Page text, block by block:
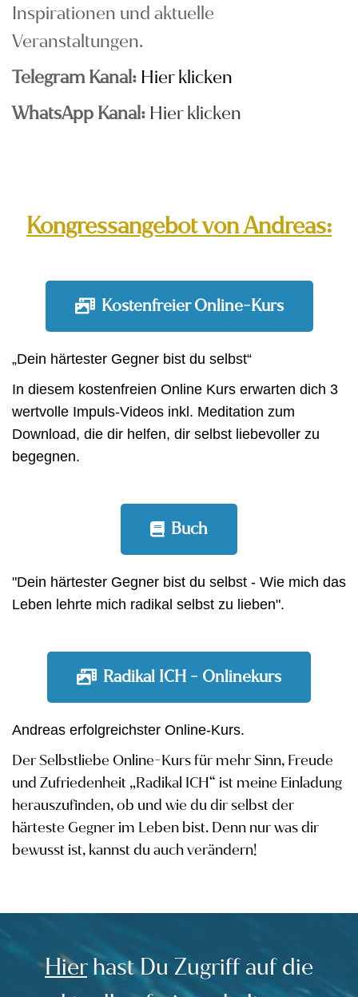
Inspirationen und aktuelle
Veranstaltungen.
Telegram Kanal: Hier klicken
WhatsApp Kanal: Hier klicken
Kongressangebot von Andreas:
Kostenfreier Online-Kurs
„Dein härtester Gegner bist du selbst“
In diesem kostenfreien Online Kurs erwarten dich 3
wertvolle Impuls-Videos inkl. Meditation zum
Download, die dir helfen, dir selbst liebevoller zu
begegnen.
Buch
"Dein härtester Gegner bist du selbst - Wie mich das
Leben lehrte mich radikal selbst zu lieben".
Radikal ICH - Onlinekurs
Andreas erfolgreichster Online-Kurs.
Der Selbstliebe Online-Kurs für mehr Sinn, Freude
und Zufriedenheit „Radikal ICH“ ist meine Einladung
herauszufinden, ob und wie du dir selbst der
härteste Gegner im Leben bist. Denn nur was dir
bewusst ist, kannst du auch verändern!
Hierhast Du Zugriff auf die